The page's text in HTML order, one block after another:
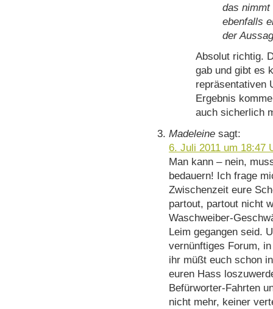
das
ebenfalls
der
Absolut richtig.
gab und gibt es
repräsentativen
Ergebnis
auch sicherlich
Madeleine sagt:
6. Juli 2011 um 18:47
Man kann – nein,
bedauern! Ich frage
Zwischenzeit eure
partout, partout nicht
Waschweiber-
Leim gegangen seid.
vernünftiges Forum,
ihr müßt euch schon
euren Hass
Befürworter-Fahrten
nicht mehr, keiner